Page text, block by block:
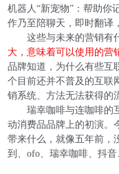
机器人“新宠物”：帮助你
作乃至陪聊天，即时翻译
这些与未来的营销有
大，意味着可以使用的营
品牌知道，为什么有些互
个目前还并不普及的互联
销系统、方法无法获得的
瑞幸咖啡与连咖啡的互
动消费品品牌上的初演。
带来什么，就像五年前，
到、ofo、瑞幸咖啡、抖